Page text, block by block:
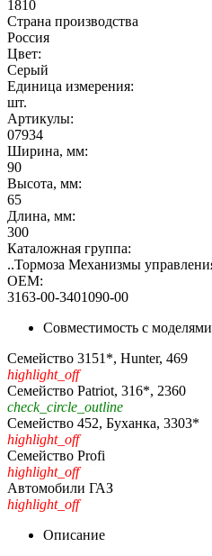
1810
Страна производства
Россия
Цвет:
Серый
Единица измерения:
шт.
Артикулы:
07934
Ширина, мм:
90
Высота, мм:
65
Длина, мм:
300
Каталожная группа:
..Тормоза Механизмы
OEM:
3163-00-3401090-00
Совместимость с моделями
Семейство 3151*, Hunter, 469
highlight_off
Семейство Patriot, 316*, 2360
check_circle_outline
Семейство 452, Буханка, 3303*
highlight_off
Семейство Profi
highlight_off
Автомобили ГАЗ
highlight_off
Описание